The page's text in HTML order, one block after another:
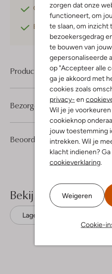
zorgen dat onze
functioneert, om
te slaan, om inzicht
bezoekersgedrag
te bouwen van
gepersonaliseerde
op "Accepteer alle
ga je akkoord met
cookies zoals
privacy- en
Wil je je
cookieknop
jouw toestemming
intrekken. Wil je
klacht indienen?
cookieverklaring.
Weigeren
Cookie-
Gratis retourneren
Betaal achterafmet
Product informatie
Beoordelingen (1) 1
4
Bezorgen & retourneren
Bekijk meer
Lage sneakers